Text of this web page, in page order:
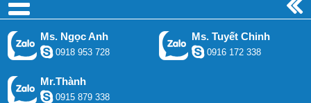
Ms. Ngọc Anh
0918 953 728
Ms. Tuyết Chinh
0916 172 338
Mr.Thành
0915 879 338